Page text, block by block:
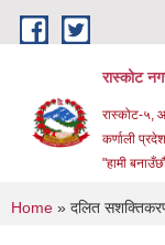
Skip to main content
रास्कोट
रास्कोट-५,
कर्णाली
"हामी
You are
Home » दलित